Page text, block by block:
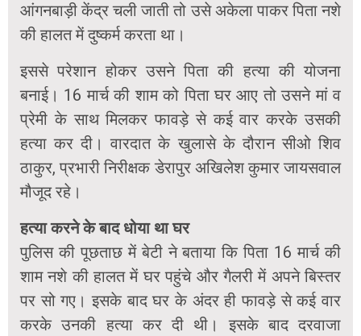
आंगनबाड़ी केंद्र चली जाती तो उसे अकेला पाकर पिता नशे
की हालत में दुष्कर्म करता था।
इससे परेशान होकर उसने पिता की हत्या की योजना
बनाई। 16 मार्च की शाम को पिता घर आए तो उसने मां व
प्रेमी के साथ मिलकर फावड़े से कई वार करके उसकी
हत्या कर दी। वारदात के खुलासे के दौरान सीओ शिव
ठाकुर, प्रभारी निरीक्षक डेरापुर अखिलेश कुमार जायसवाल
मौजूद रहे।
हत्या करने के बाद धोया था घर
पुलिस की पूछताछ में बेटी ने बताया कि पिता 16 मार्च की
शाम नशे की हालत में घर पहुंचे और गैलरी में अपने बिस्तर
पर सो गए। इसके बाद घर के अंदर ही फावड़े से कई वार
करके उनकी हत्या कर दी थी। इसके बाद दरवाजा